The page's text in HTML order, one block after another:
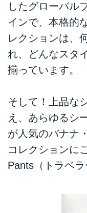
したグローバル
インで、本格的
レクションは、
れ、どんなスタ
揃っています。
そして！上品な
え、あらゆるシ
が人気のバナナ
コレクションに
Pants（トラベラ